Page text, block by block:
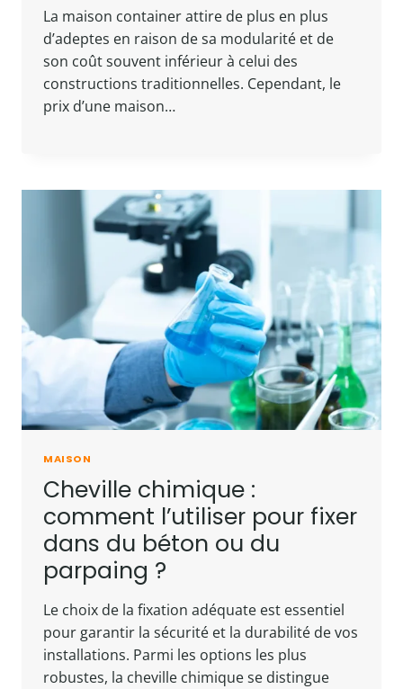
La maison container attire de plus en plus
d’adeptes en raison de sa modularité et de
son coût souvent inférieur à celui des
constructions traditionnelles. Cependant, le
prix d’une maison…
MAISON
Cheville chimique :
comment l’utiliser pour fixer
dans du béton ou du
parpaing ?
Le choix de la fixation adéquate est essentiel
pour garantir la sécurité et la durabilité de vos
installations. Parmi les options les plus
robustes, la cheville chimique se distingue